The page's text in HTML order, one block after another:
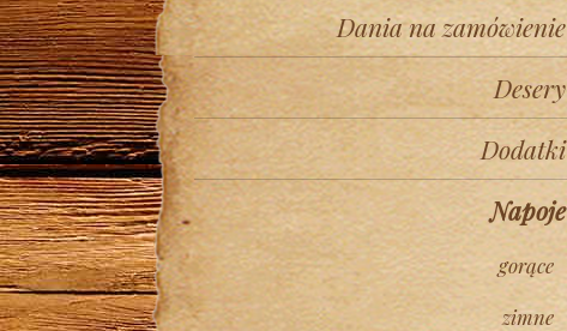
Dania na zamówienie
Desery
Dodatki
Napoje
gorące
zimne